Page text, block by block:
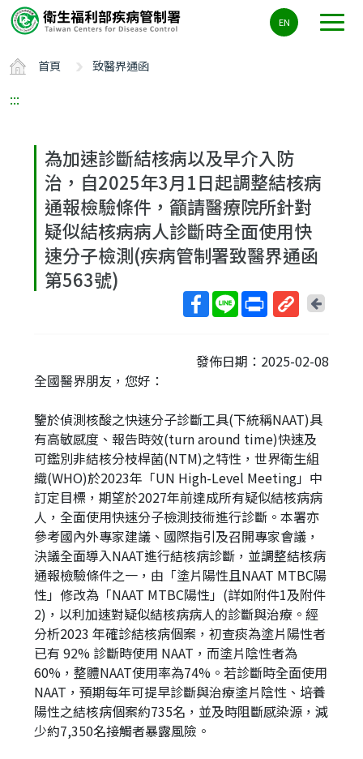
要
容
ALT+C
EN
首頁 致醫界通函
:::
為加速診斷結核病以及早介入防
治，自2025年3月1日起調整結核病
通報檢驗條件，籲請醫療院所針對
疑似結核病病人診斷時全面使用快
速分子檢測(疾病管制署致醫界通函
第563號)
短
回
頁
發佈日期：2025-02-08
全國醫界朋友，您好：
鑒於偵測核酸之快速分子診斷工具(下統稱NAAT)具
有高敏感度、報告時效(turn around time)快速及
可鑑別非結核分枝桿菌(NTM)之特性，世界衛生組
織(WHO)於2023年「UN High-Level Meeting」中
訂定目標，期望於2027年前達成所有疑似結核病病
人，全面使用快速分子檢測技術進行診斷。本署亦
參考國內外專家建議、國際指引及召開專家會議，
決議全面導入NAAT進行結核病診斷，並調整結核病
通報檢驗條件之一，由「塗片陽性且NAAT MTBC陽
性」修改為「NAAT MTBC陽性」(詳如附件1及附件
2)，以利加速對疑似結核病病人的診斷與治療。經
分析2023 年確診結核病個案，初查痰為塗片陽性者
已有 92% 診斷時使用 NAAT，而塗片陰性者為
60%，整體NAAT使用率為74%。若診斷時全面使用
NAAT，預期每年可提早診斷與治療塗片陰性、培養
陽性之結核病個案約735名，並及時阻斷感染源，減
少約7,350名接觸者暴露風險。